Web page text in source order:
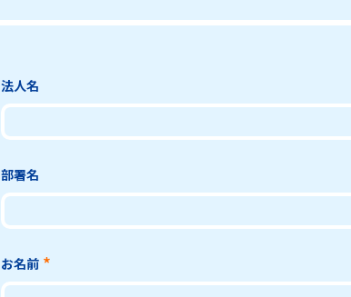
法人名
部署名
お名前